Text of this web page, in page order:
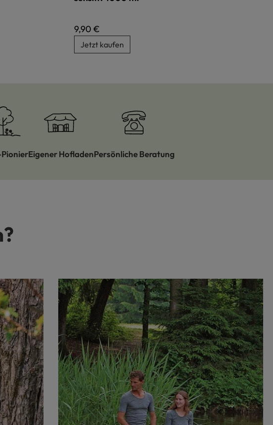
Regulärer Preis:
9,90 €
Jetzt kaufen
Eigener HofladenPersönliche Beratung